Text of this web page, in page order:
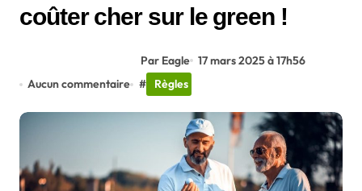
coûter cher sur le green !
Par Eagle 17 mars 2025 à 17h56
Aucun commentaire # Règles